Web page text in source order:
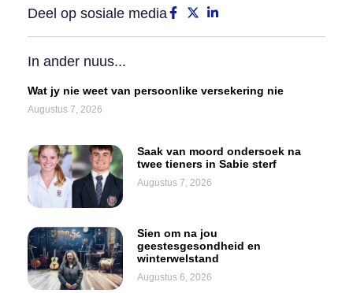
Deel op sosiale media
In ander nuus...
Wat jy nie weet van persoonlike versekering nie
Augustus 7, 2026
Saak van moord ondersoek na
twee tieners in Sabie sterf
Augustus 7, 2026
Sien om na jou
geestesgesondheid en
winterwelstand
Augustus 6, 2026